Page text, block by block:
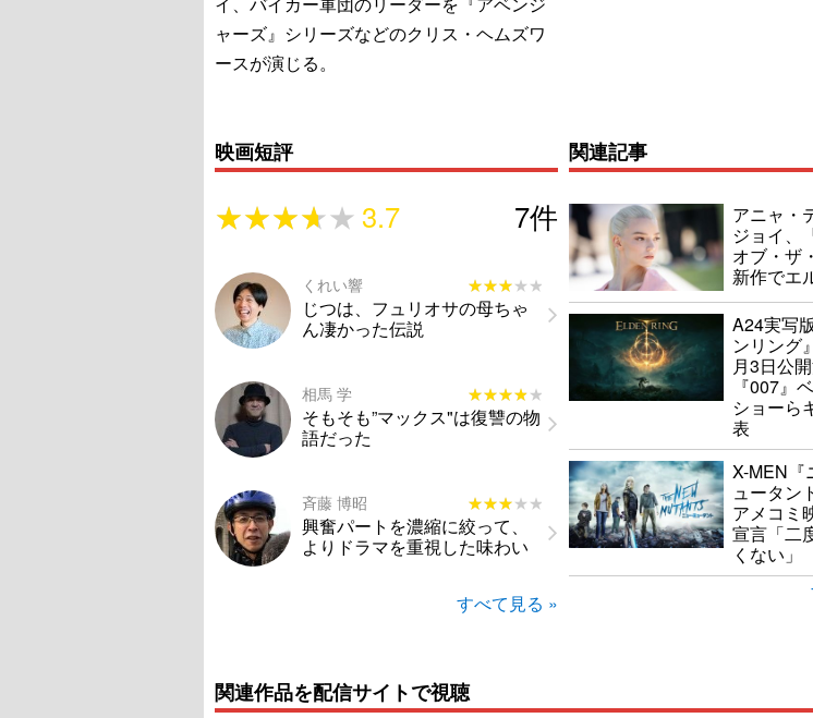
ャーズ』シリーズなどのクリス・ヘムズワ
ースが演じる。
映画短評
★★★★★
★★★★★ 3.7 7件
くれい響 ★★★★★
★★★★★
じつは、フュリオサの母ちゃ
ん凄かった伝説
相馬 学 ★★★★★
★★★★★
そもそも”マックス"は復讐の物
語だった
斉藤 博昭 ★★★★★
★★★★★
興奮パートを濃縮に絞って、
よりドラマを重視した味わい
すべて見る »
関連記事
アニャ・
ジョイ、
オブ・ザ
新作でエ
A24実写
ンリング
月3日公
『007』
ショーら
表
X-MEN『
ュータン
アメコミ
宣言「二
くない」
関連作品を配信サイトで視聴